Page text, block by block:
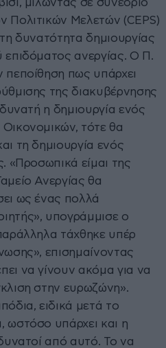
μιλώντας σε συνέδριο
Πολιτικών Μελετών (CEPS)
δυνατότητα δημιουργίας
επιδόματος ανεργίας. Ο Π.
πεποίθηση πως υπάρχει
της διακυβέρνησης
η δημιουργία ενός
τότε θα
τη δημιουργία ενός
«Προσωπικά είμαι της
Ανεργίας θα
ως ένας πολλά
υπογράμμισε ο
τάχθηκε υπέρ
επισημαίνοντας
να γίνουν ακόμα για να
στην ευρωζώνη».
ειδικά μετά το
ωστόσο υπάρχει και η
από αυτό. Το να